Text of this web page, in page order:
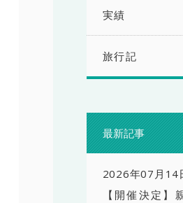
実績
旅行記
最新記事
2026年07月14
【開催決定】